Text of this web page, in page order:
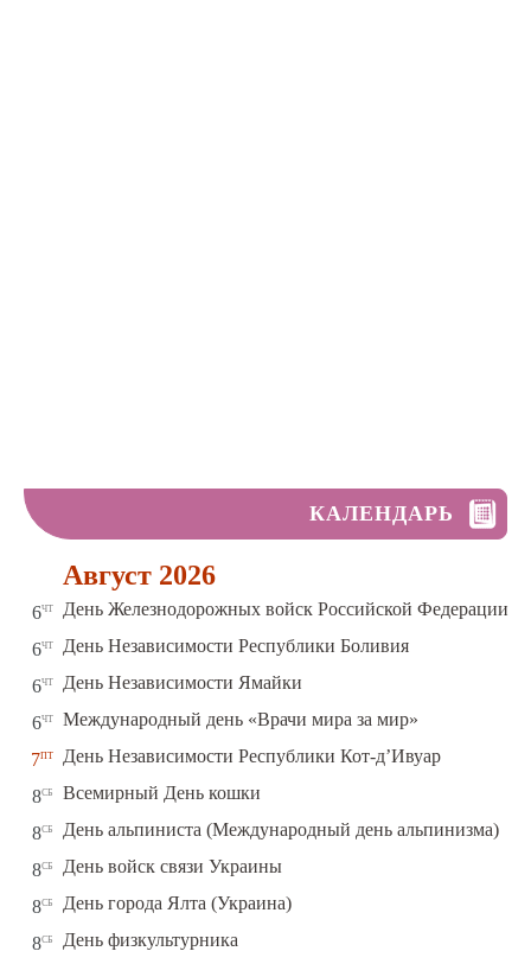
КАЛЕНДАРЬ
Август 2026
6чт День Железнодорожных войск Российской Федерации
6чт День Независимости Республики Боливия
6чт День Независимости Ямайки
6чт Международный день «Врачи мира за мир»
7пт День Независимости Республики Кот-д’Ивуар
8сб Всемирный День кошки
8сб День альпиниста (Международный день альпинизма)
8сб День войск связи Украины
8сб День города Ялта (Украина)
8сб День физкультурника